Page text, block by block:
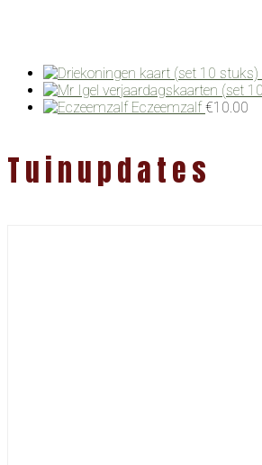
Eczeemzalf €10.00
Tuinupdates